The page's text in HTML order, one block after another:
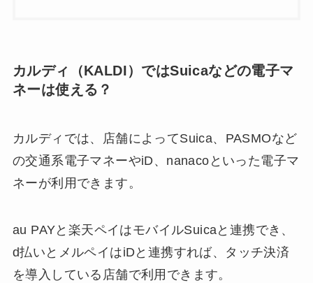
カルディ（KALDI）ではSuicaなどの電子マ
ネーは使える？
カルディでは、店舗によってSuica、PASMOなど
の交通系電子マネーやiD、nanacoといった電子マ
ネーが利用できます。
au PAYと楽天ペイはモバイルSuicaと連携でき、
d払いとメルペイはiDと連携すれば、タッチ決済
を導入している店舗で利用できます。